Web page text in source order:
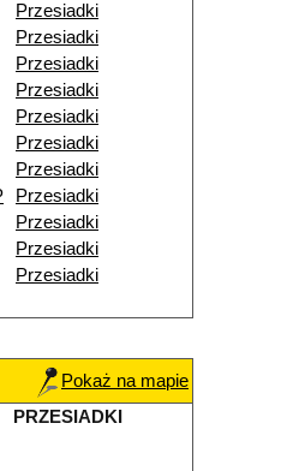
Przesiadki
Przesiadki
Przesiadki
Przesiadki
Przesiadki
Przesiadki
Przesiadki
Przesiadki
Przesiadki
Przesiadki
Przesiadki
Pokaż na mapie
PRZESIADKI